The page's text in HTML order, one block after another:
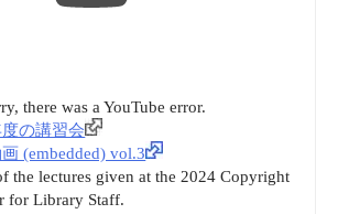
there was a YouTube error.
の講習会
(embedded) vol.3
the lectures given at the 2024 Copyright
for Library Staff.